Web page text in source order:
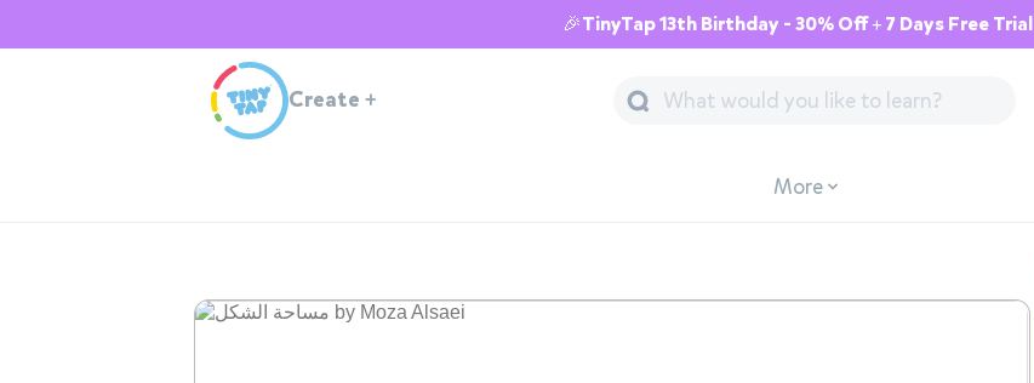
🎉TinyTap 13th Birthday - 30% Off + 7 Days Free Trial
Create +
More